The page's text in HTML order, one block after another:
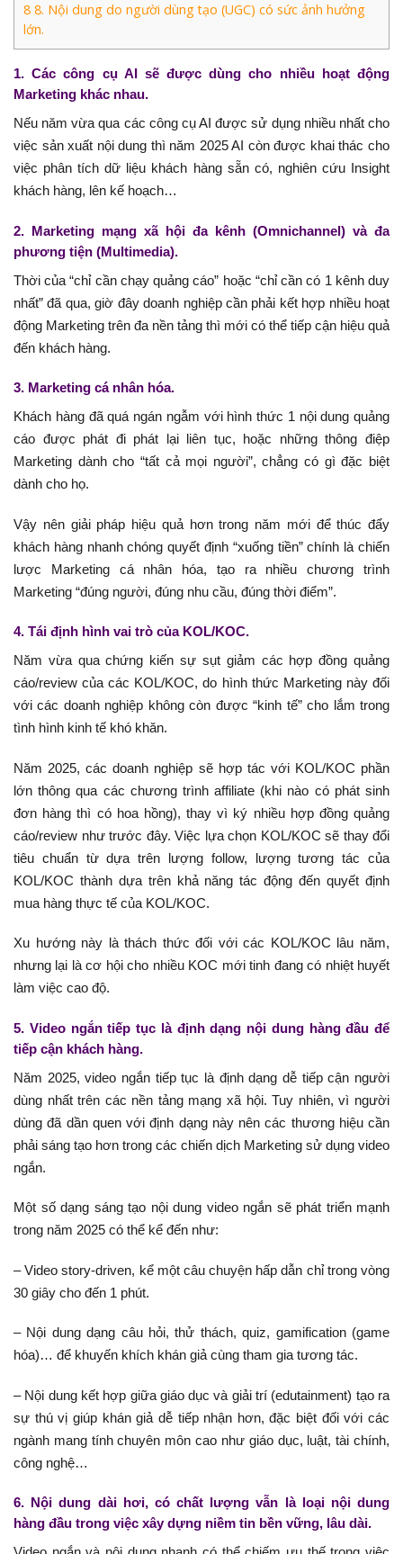
8 8. Nội dung do người dùng tạo (UGC) có sức ảnh hưởng
lớn.
1. Các công cụ AI sẽ được dùng cho nhiều hoạt động
Marketing khác nhau.
Nếu năm vừa qua các công cụ AI được sử dụng nhiều nhất cho
việc sản xuất nội dung thì năm 2025 AI còn được khai thác cho
việc phân tích dữ liệu khách hàng sẵn có, nghiên cứu Insight
khách hàng, lên kế hoạch…
2. Marketing mạng xã hội đa kênh (Omnichannel) và đa
phương tiện (Multimedia).
Thời của “chỉ cần chạy quảng cáo” hoặc “chỉ cần có 1 kênh duy
nhất” đã qua, giờ đây doanh nghiệp cần phải kết hợp nhiều hoạt
động Marketing trên đa nền tảng thì mới có thể tiếp cận hiệu quả
đến khách hàng.
3. Marketing cá nhân hóa.
Khách hàng đã quá ngán ngẫm với hình thức 1 nội dung quảng
cáo được phát đi phát lại liên tục, hoặc những thông điệp
Marketing dành cho “tất cả mọi người”, chẳng có gì đặc biệt
dành cho họ.
Vậy nên giải pháp hiệu quả hơn trong năm mới để thúc đẩy
khách hàng nhanh chóng quyết định “xuống tiền” chính là chiến
lược Marketing cá nhân hóa, tạo ra nhiều chương trình
Marketing “đúng người, đúng nhu cầu, đúng thời điểm”.
4. Tái định hình vai trò của KOL/KOC.
Năm vừa qua chứng kiến sự sụt giảm các hợp đồng quảng
cáo/review của các KOL/KOC, do hình thức Marketing này đối
với các doanh nghiệp không còn được “kinh tế” cho lắm trong
tình hình kinh tế khó khăn.
Năm 2025, các doanh nghiệp sẽ hợp tác với KOL/KOC phần
lớn thông qua các chương trình affiliate (khi nào có phát sinh
đơn hàng thì có hoa hồng), thay vì ký nhiều hợp đồng quảng
cáo/review như trước đây. Việc lựa chọn KOL/KOC sẽ thay đổi
tiêu chuẩn từ dựa trên lượng follow, lượng tương tác của
KOL/KOC thành dựa trên khả năng tác động đến quyết định
mua hàng thực tế của KOL/KOC.
Xu hướng này là thách thức đối với các KOL/KOC lâu năm,
nhưng lại là cơ hội cho nhiều KOC mới tinh đang có nhiệt huyết
làm việc cao độ.
5. Video ngắn tiếp tục là định dạng nội dung hàng đầu để
tiếp cận khách hàng.
Năm 2025, video ngắn tiếp tục là định dạng dễ tiếp cận người
dùng nhất trên các nền tảng mạng xã hội. Tuy nhiên, vì người
dùng đã dần quen với định dạng này nên các thương hiệu cần
phải sáng tạo hơn trong các chiến dịch Marketing sử dụng video
ngắn.
Một số dạng sáng tạo nội dung video ngắn sẽ phát triển mạnh
trong năm 2025 có thể kể đến như:
– Video story-driven, kể một câu chuyện hấp dẫn chỉ trong vòng
30 giây cho đến 1 phút.
– Nội dung dạng câu hỏi, thử thách, quiz, gamification (game
hóa)… để khuyến khích khán giả cùng tham gia tương tác.
– Nội dung kết hợp giữa giáo dục và giải trí (edutainment) tạo ra
sự thú vị giúp khán giả dễ tiếp nhận hơn, đặc biệt đối với các
ngành mang tính chuyên môn cao như giáo dục, luật, tài chính,
công nghệ…
6. Nội dung dài hơi, có chất lượng vẫn là loại nội dung
hàng đầu trong việc xây dựng niềm tin bền vững, lâu dài.